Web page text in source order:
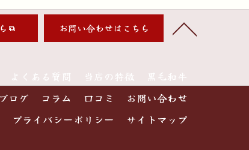
お問い合わせはこちら
よくある質問 当店の特徴
黒毛和牛
ブログ コラム 口コミ
お問い合わせ
プライバシーポリシー
サイトマップ